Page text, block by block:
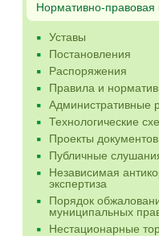
Нормативно-
Уставы
Постановления
Распоряжения
Правила и
Административные
Технологические
Проекты документов
Публичные
Независимая
экспертиза
Порядок
муниципальных
Нестационарные